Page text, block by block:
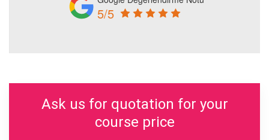
5/5
Ask us for quotation for your
course price